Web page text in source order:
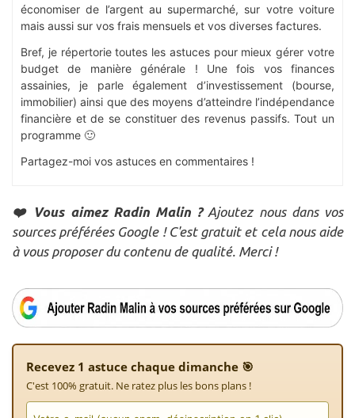
économiser de l’argent au supermarché, sur votre voiture
mais aussi sur vos frais mensuels et vos diverses factures.
Bref, je répertorie toutes les astuces pour mieux gérer votre
budget de manière générale ! Une fois vos finances
assainies, je parle également d’investissement (bourse,
immobilier) ainsi que des moyens d’atteindre l’indépendance
financière et de se constituer des revenus passifs. Tout un
programme 🙂
Partagez-moi vos astuces en commentaires !
❤️ Vous aimez Radin Malin ?Ajoutez nous dans vos
sources préférées Google ! C'est gratuit et cela nous aide
à vous proposer du contenu de qualité. Merci !
Recevez 1 astuce chaque dimanche 🎯
C'est 100% gratuit. Ne ratez plus les bons plans !